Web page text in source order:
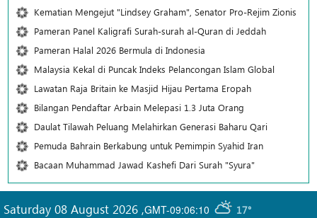
Kematian Mengejut "Lindsey Graham", Senator Pro-Rejim Zionis
Pameran Panel Kaligrafi Surah-surah al-Quran di Jeddah
Pameran Halal 2026 Bermula di Indonesia
Malaysia Kekal di Puncak Indeks Pelancongan Islam Global
Lawatan Raja Britain ke Masjid Hijau Pertama Eropah
Bilangan Pendaftar Arbain Melepasi 1.3 Juta Orang
Daulat Tilawah Peluang Melahirkan Generasi Baharu Qari
Pemuda Bahrain Berkabung untuk Pemimpin Syahid Iran
Bacaan Muhammad Jawad Kashefi Dari Surah "Syura"
GMT-09:06:10 17°
Saturday 08 August 2026 ,